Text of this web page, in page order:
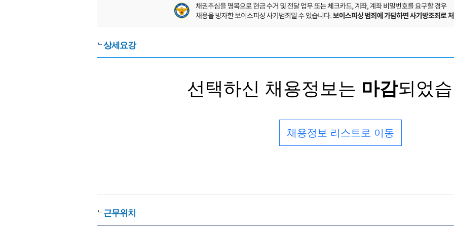
상세요강
선택하신 채용정보는 마감되었
채용정보 리스트로 이동
근무위치